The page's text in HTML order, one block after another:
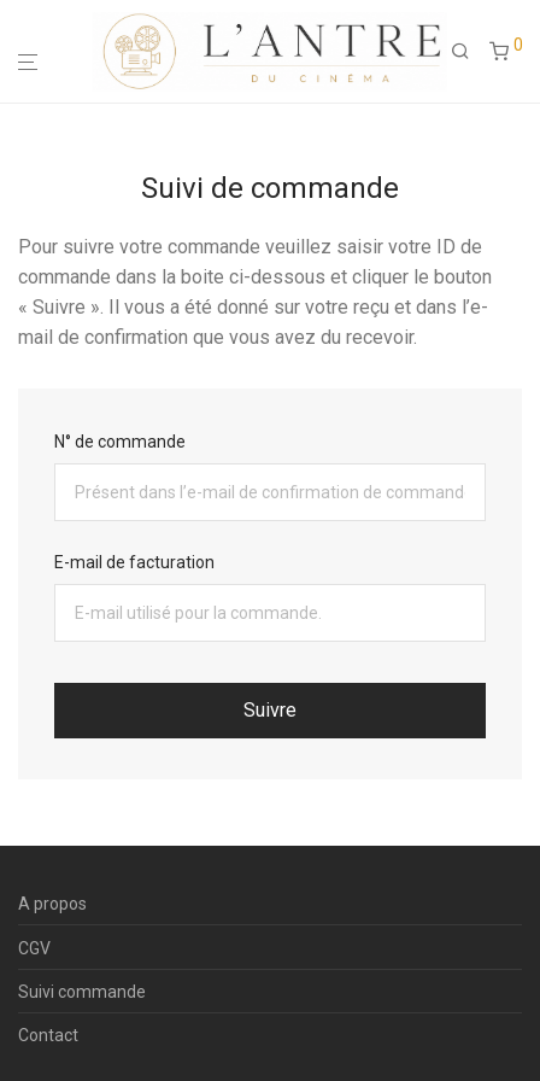
0
Suivi de commande
Pour suivre votre commande veuillez saisir votre ID de
commande dans la boite ci-dessous et cliquer le bouton
« Suivre ». Il vous a été donné sur votre reçu et dans l’e-
mail de confirmation que vous avez du recevoir.
N° de commande
E-mail de facturation
Suivre
A propos
CGV
Suivi commande
Contact